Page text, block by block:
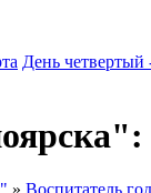
День четвертый